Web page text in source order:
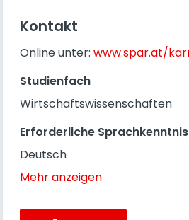
Kontakt
Online unter: www.spar.at/
Studienfach
Wirtschaftswissenschaften
Erforderliche
Deutsch
Mehr anzeigen